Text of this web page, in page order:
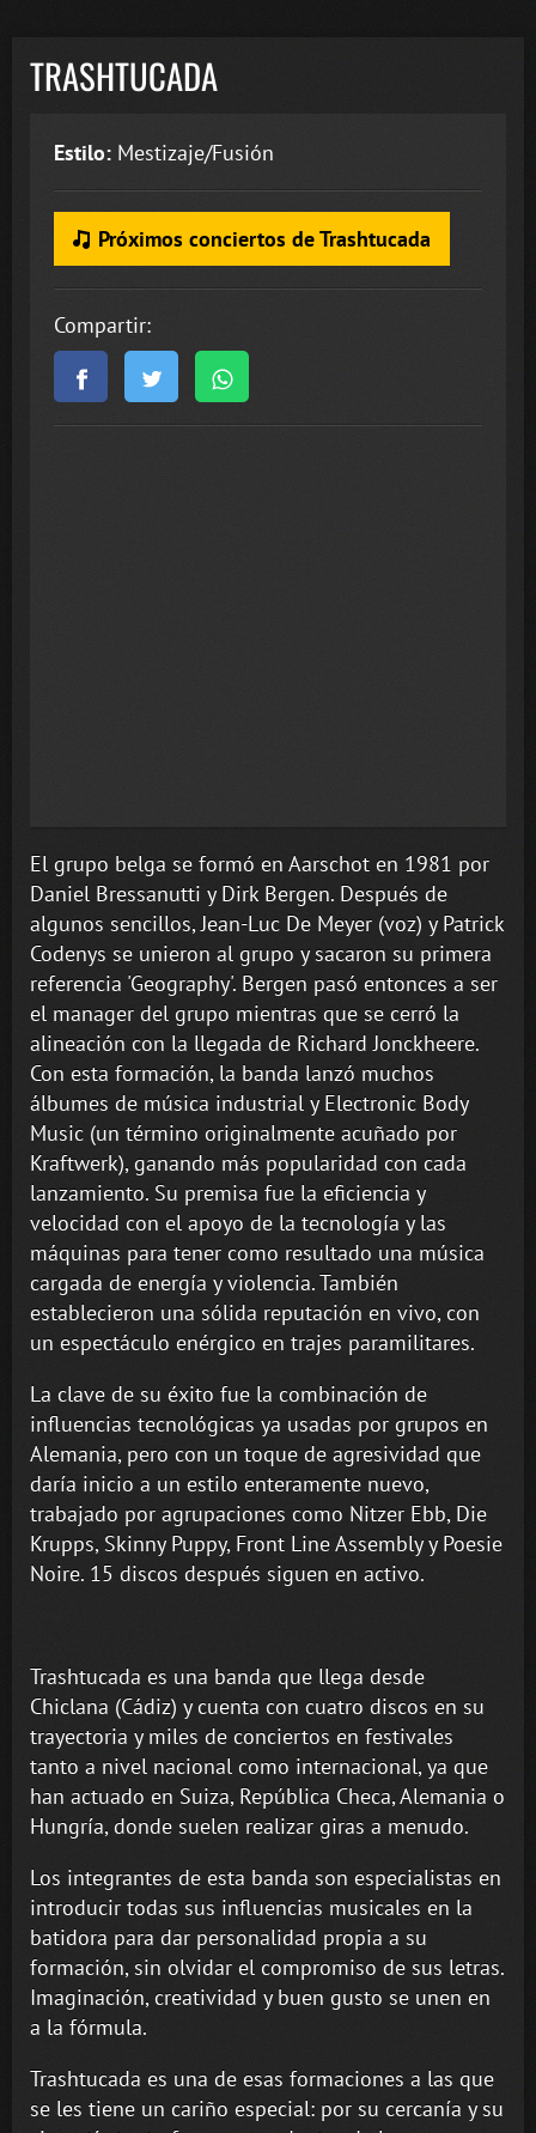
TRASHTUCADA
Estilo: Mestizaje/Fusión
Próximos conciertos de Trashtucada
Compartir:
El grupo belga se formó en Aarschot en 1981 por
Daniel Bressanutti y Dirk Bergen. Después de
algunos sencillos, Jean-Luc De Meyer (voz) y Patrick
Codenys se unieron al grupo y sacaron su primera
referencia 'Geography'. Bergen pasó entonces a ser
el manager del grupo mientras que se cerró la
alineación con la llegada de Richard Jonckheere.
Con esta formación, la banda lanzó muchos
álbumes de música industrial y Electronic Body
Music (un término originalmente acuñado por
Kraftwerk), ganando más popularidad con cada
lanzamiento. Su premisa fue la eficiencia y
velocidad con el apoyo de la tecnología y las
máquinas para tener como resultado una música
cargada de energía y violencia. También
establecieron una sólida reputación en vivo, con
un espectáculo enérgico en trajes paramilitares.
La clave de su éxito fue la combinación de
influencias tecnológicas ya usadas por grupos en
Alemania, pero con un toque de agresividad que
daría inicio a un estilo enteramente nuevo,
trabajado por agrupaciones como Nitzer Ebb, Die
Krupps, Skinny Puppy, Front Line Assembly y Poesie
Noire. 15 discos después siguen en activo.
Trashtucada es una banda que llega desde
Chiclana (Cádiz) y cuenta con cuatro discos en su
trayectoria y miles de conciertos en festivales
tanto a nivel nacional como internacional, ya que
han actuado en Suiza, República Checa, Alemania o
Hungría, donde suelen realizar giras a menudo.
Los integrantes de esta banda son especialistas en
introducir todas sus influencias musicales en la
batidora para dar personalidad propia a su
formación, sin olvidar el compromiso de sus letras.
Imaginación, creatividad y buen gusto se unen en
a la fórmula.
Trashtucada es una de esas formaciones a las que
se les tiene un cariño especial: por su cercanía y su